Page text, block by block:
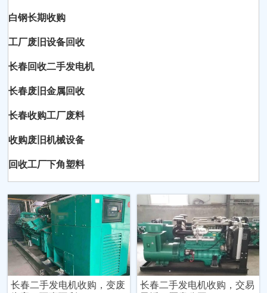
白钢长期收购
工厂废旧设备回收
长春回收二手发电机
长春废旧金属回收
长春收购工厂废料
收购废旧机械设备
回收工厂下角塑料
长春二手发电机收购，变废
长春二手发电机收购，交易